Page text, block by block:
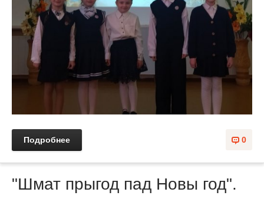
0
Подробнее
"Шмат прыгод пад Новы год".